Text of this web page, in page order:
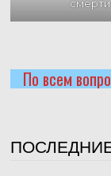
По всем